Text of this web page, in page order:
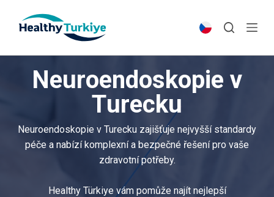
p
Neuroendoskopie v
Turecku
Neuroendoskopie v Turecku zajišťuje nejvyšší standardy
péče a nabízí komplexní a bezpečné řešení pro vaše
zdravotní potřeby.
Healthy Türkiye vám pomůže najít nejlepší